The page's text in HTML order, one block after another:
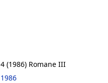
4 (1986) Romane III
1986